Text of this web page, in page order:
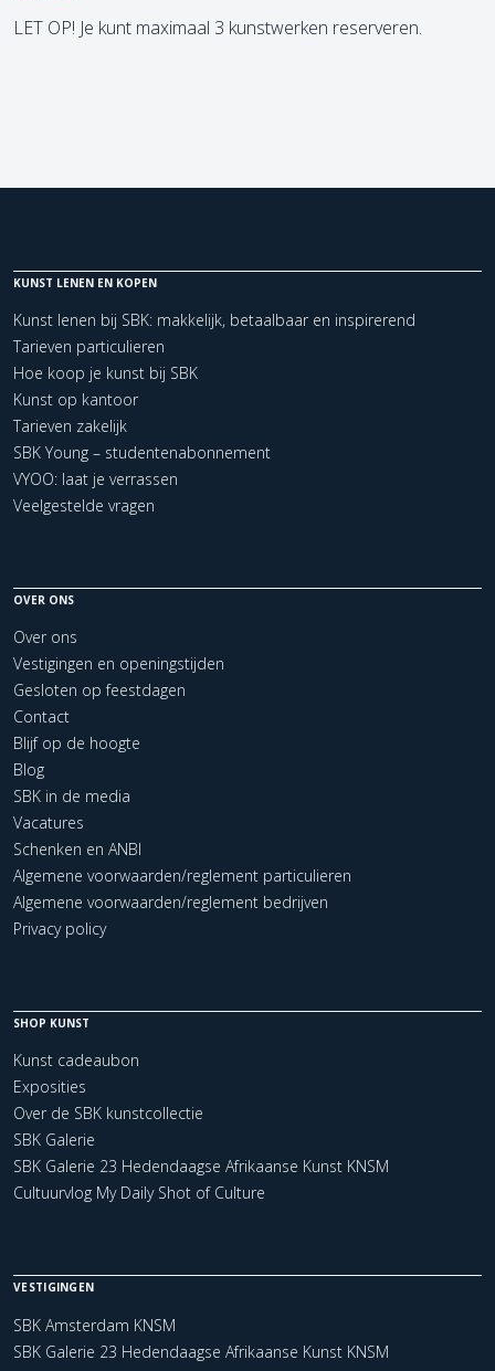
LET OP! Je kunt maximaal 3 kunstwerken reserveren.
KUNST LENEN EN KOPEN
Kunst lenen bij SBK: makkelijk, betaalbaar en inspirerend
Tarieven particulieren
Hoe koop je kunst bij SBK
Kunst op kantoor
Tarieven zakelijk
SBK Young – studentenabonnement
VYOO: laat je verrassen
Veelgestelde vragen
OVER ONS
Over ons
Vestigingen en openingstijden
Gesloten op feestdagen
Contact
Blijf op de hoogte
Blog
SBK in de media
Vacatures
Schenken en ANBI
Algemene voorwaarden/reglement particulieren
Algemene voorwaarden/reglement bedrijven
Privacy policy
SHOP KUNST
Kunst cadeaubon
Exposities
Over de SBK kunstcollectie
SBK Galerie
SBK Galerie 23 Hedendaagse Afrikaanse Kunst KNSM
Cultuurvlog My Daily Shot of Culture
VESTIGINGEN
SBK Amsterdam KNSM
SBK Galerie 23 Hedendaagse Afrikaanse Kunst KNSM